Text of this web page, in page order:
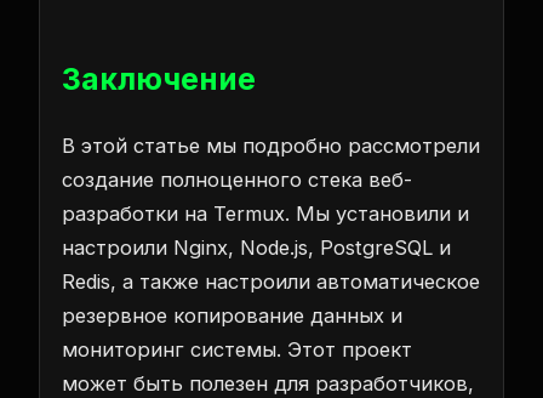
Заключение
В этой статье мы подробно рассмотрели
создание полноценного стека веб-
разработки на Termux. Мы установили и
настроили Nginx, Node.js, PostgreSQL и
Redis, а также настроили автоматическое
резервное копирование данных и
мониторинг системы. Этот проект
может быть полезен для разработчиков,